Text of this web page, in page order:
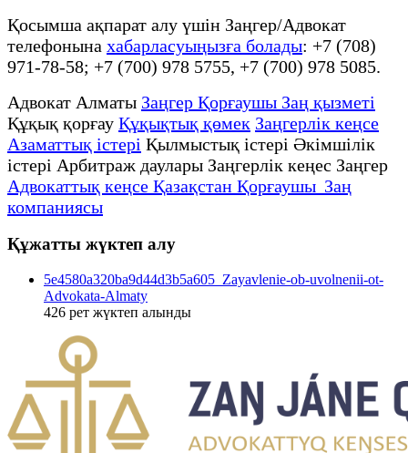
Қосымша ақпарат алу үшін Заңгер/Адвокат
телефонына хабарласуыңызға болады: +7 (708)
971-78-58; +7 (700) 978 5755, +7 (700) 978 5085.
Адвокат Алматы Заңгер Қорғаушы Заң қызметі
Құқық қорғау Құқықтық қөмек Заңгерлік кеңсе
Азаматтық істері Қылмыстық істері Әкімшілік
істері Арбитраж даулары Заңгерлік кеңес Заңгер
Адвокаттық кеңсе Қазақстан Қорғаушы Заң
компаниясы
Құжатты жүктеп алу
5e4580a320ba9d44d3b5a605_Zayavlenie-ob-uvolnenii-ot-
Advokata-Almaty
426 рет жүктеп алынды